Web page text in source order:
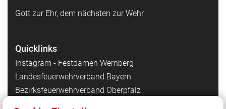
Gott zur Ehr, dem nächsten zur Wehr
Quicklinks
Instagram - Festdamen Wernberg
Landesfeuerwehrverband Bayern
Bezirksfeuerwehrverband Oberpfalz